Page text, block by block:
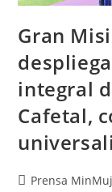
Gran
integral
Cafetal,
Prensa